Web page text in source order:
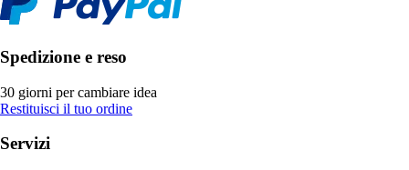
Spedizione e reso
30 giorni per cambiare idea
Restituisci il tuo ordine
Servizi